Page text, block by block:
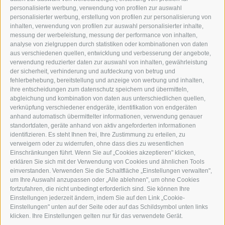
personalisierte werbung, verwendung von profilen zur auswahl
personalisierter werbung, erstellung von profilen zur personalisierung von
inhalten, verwendung von profilen zur auswahl personalisierter inhalte,
messung der werbeleistung, messung der performance von inhalten,
analyse von zielgruppen durch statistiken oder kombinationen von daten
aus verschiedenen quellen, entwicklung und verbesserung der angebote,
verwendung reduzierter daten zur auswahl von inhalten, gewährleistung
der sicherheit, verhinderung und aufdeckung von betrug und
fehlerbehebung, bereitstellung und anzeige von werbung und inhalten,
ihre entscheidungen zum datenschutz speichern und übermitteln,
abgleichung und kombination von daten aus unterschiedlichen quellen,
verknüpfung verschiedener endgeräte, identifikation von endgeräten
anhand automatisch übermittelter informationen, verwendung genauer
standortdaten, geräte anhand von aktiv angeforderten informationen
identifizieren. Es steht Ihnen frei, Ihre Zustimmung zu erteilen, zu
verweigern oder zu widerrufen, ohne dass dies zu wesentlichen
Einschränkungen führt. Wenn Sie auf „Cookies akzeptieren" klicken,
erklären Sie sich mit der Verwendung von Cookies und ähnlichen Tools
einverstanden. Verwenden Sie die Schaltfläche „Einstellungen verwalten",
um Ihre Auswahl anzupassen oder „Alle ablehnen", um ohne Cookies
fortzufahren, die nicht unbedingt erforderlich sind. Sie können Ihre
Einstellungen jederzeit ändern, indem Sie auf den Link „Cookie-
Einstellungen" unten auf der Seite oder auf das Schildsymbol unten links
klicken. Ihre Einstellungen gelten nur für das verwendete Gerät.
GRAFIK@DERERKER.IT
INFO@DERERKER.IT
BARBARA.FONTANA@DERERKER.IT
DER ERKER
WERBEN IM ERKER
ONLINE-WERBUNG
SEPA-DAUERAUFTRAG
REGELN LESERKOMMENTARE
ONLINE VOTING
SERVICE
VERANSTALTUNGSKALENDER
KLEINANZEIGER
NÜTZLICHE LINKS
WETTER
WEBCAM
VIDEOS